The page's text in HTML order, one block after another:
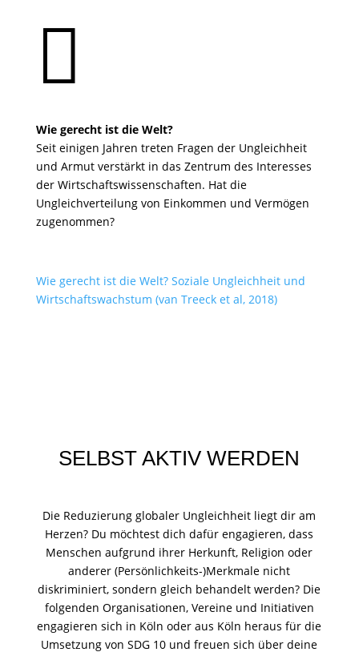

Wie gerecht ist die Welt?
Seit einigen Jahren treten Fragen der Ungleichheit
und Armut verstärkt in das Zentrum des Interesses
der Wirtschaftswissenschaften. Hat die
Ungleichverteilung von Einkommen und Vermögen
zugenommen?
Wie gerecht ist die Welt? Soziale Ungleichheit und
Wirtschaftswachstum (van Treeck et al, 2018)
SELBST AKTIV WERDEN
Die Reduzierung globaler Ungleichheit liegt dir am
Herzen? Du möchtest dich dafür engagieren, dass
Menschen aufgrund ihrer Herkunft, Religion oder
anderer (Persönlichkeits-)Merkmale nicht
diskriminiert, sondern gleich behandelt werden? Die
folgenden Organisationen, Vereine und Initiativen
engagieren sich in Köln oder aus Köln heraus für die
Umsetzung von SDG 10 und freuen sich über deine